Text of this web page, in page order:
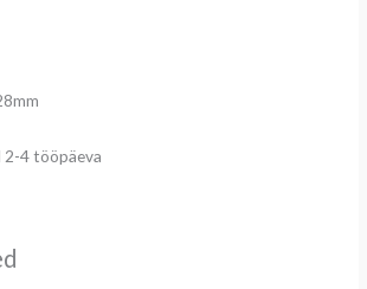
2-4 tööpäeva